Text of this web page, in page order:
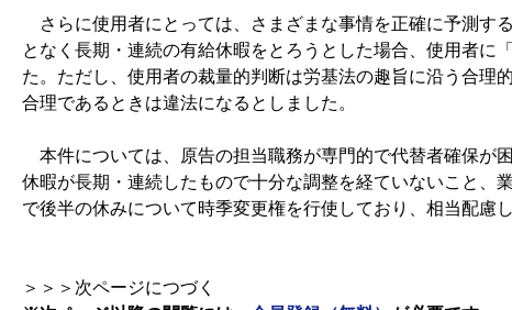
さらに使用者にとっては、さまざまな事情を正確に予測す
となく長期・連続の有給休暇をとろうとした場合、使用者に
た。ただし、使用者の裁量的判断は労基法の趣旨に沿う合理
合理であるときは違法になるとしました。
本件については、原告の担当職務が専門的で代替者確保が
休暇が長期・連続したもので十分な調整を経ていないこと、
で後半の休みについて時季変更権を行使しており、相当配慮
＞＞＞次ページにつづく